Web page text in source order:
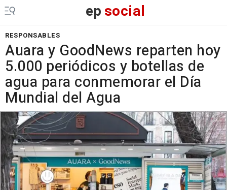
epsocial
RESPONSABLES
Auara y GoodNews reparten hoy
5.000 periódicos y botellas de
agua para conmemorar el Día
Mundial del Agua